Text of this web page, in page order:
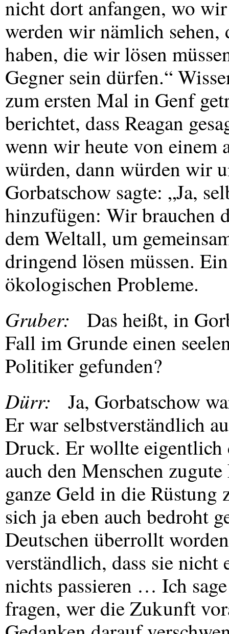
nicht dort anfangen, wo
werden wir nämlich sehen,
haben, die wir lösen
Gegner sein dürfen.“
zum ersten Mal in Genf
berichtet, dass Reagan
wenn wir heute von einem
würden, dann würden wir
Gorbatschow sagte: „Ja,
hinzufügen: Wir brauchen
dem Weltall, um
dringend lösen müssen.
ökologischen Probleme.
Gruber:
Das heißt, in
Fall im Grunde einen
Politiker gefunden?
Dürr:
Ja, Gorbatschow
Er war selbstverständlich
Druck. Er wollte eigentlich
auch den Menschen
ganze Geld in die Rüstung
sich ja eben auch bedroht
Deutschen überrollt
verständlich, dass sie nicht
nichts passieren … Ich
fragen, wer die Zukunft